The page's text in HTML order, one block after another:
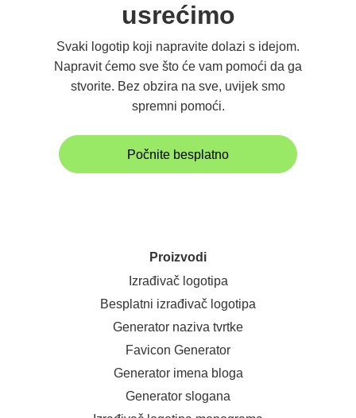
usrećimo
Svaki logotip koji napravite dolazi s idejom.
Napravit ćemo sve što će vam pomoći da ga
stvorite. Bez obzira na sve, uvijek smo
spremni pomoći.
Počnite besplatno
Proizvodi
Izrađivač logotipa
Besplatni izrađivač logotipa
Generator naziva tvrtke
Favicon Generator
Generator imena bloga
Generator slogana